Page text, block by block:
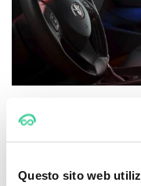
Questo sito web
È dotato di una
nuova interfaccia
Con il restyling il